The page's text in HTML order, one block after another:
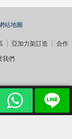
站地圖
亞加力架訂造
合作
我們